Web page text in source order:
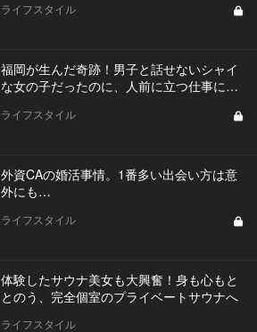
ライフスタイル
福岡が生んだ奇跡！男子と話せないシャイ
な女の子だったのに、人前に立つ仕事に…
ライフスタイル
外資CAの婚活事情。1番多い出会い方は意
外にも…
ライフスタイル
体験したサウナ美女も大興奮！身も心もと
とのう、完全個室のプライベートサウナへ
ライフスタイル